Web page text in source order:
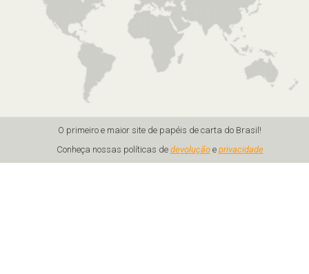
O primeiro e maior site de papéis de carta do Brasil!
Conheça nossas políticas de devoluçãoe privacidade